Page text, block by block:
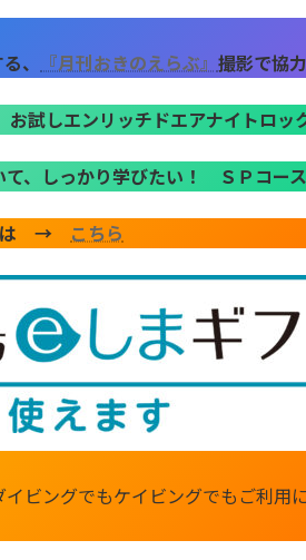
、
『月刊おきのえらぶ』 撮影で協
お試しエンリッチドエアナイト
て、しっかり学びたい！ ＳＰコ
みは → こちら
ビングでもケイビングでもご利用